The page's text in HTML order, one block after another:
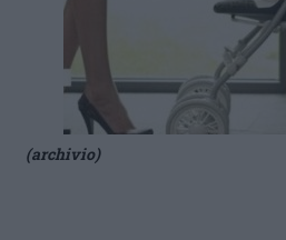
(archivio)